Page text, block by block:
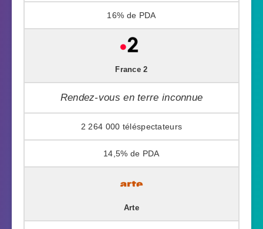
16%
France 2
Rendez-vous en terre inconnue
2 264 000
14,5%
Arte